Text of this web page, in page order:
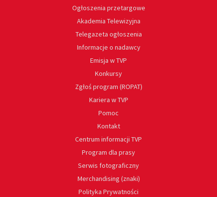
Ogłoszenia przetargowe
Akademia Telewizyjna
Telegazeta ogłoszenia
Informacje o nadawcy
Emisja w TVP
Konkursy
Zgłoś program (ROPAT)
Kariera w TVP
Pomoc
Kontakt
Centrum informacji TVP
Program dla prasy
Serwis fotograficzny
Merchandising (znaki)
Polityka Prywatności